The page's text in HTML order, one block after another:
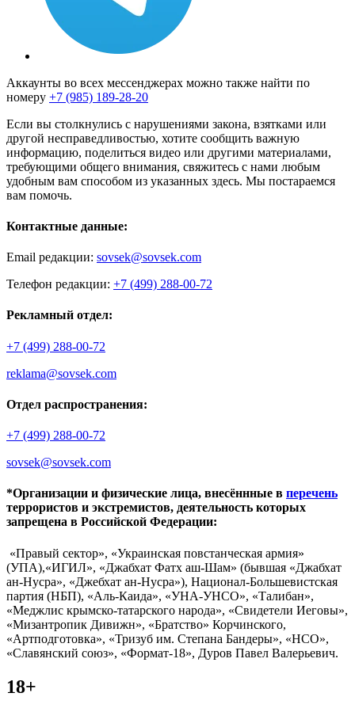
Аккаунты во всех мессенджерах можно также найти по
номеру +7 (985) 189-28-20
Если вы столкнулись с нарушениями закона, взятками или
другой несправедливостью, хотите сообщить важную
информацию, поделиться видео или другими материалами,
требующими общего внимания, свяжитесь с нами любым
удобным вам способом из указанных здесь. Мы постараемся
вам помочь.
Контактные данные:
Email редакции: sovsek@sovsek.com
Телефон редакции: +7 (499) 288-00-72
Рекламный отдел:
+7 (499) 288-00-72
reklama@sovsek.com
Отдел распространения:
+7 (499) 288-00-72
sovsek@sovsek.com
*Организации и физические лица, внесённные в перечень
террористов и экстремистов, деятельность которых
запрещена в Российской Федерации:
«Правый сектор», «Украинская повстанческая армия»
(УПА),«ИГИЛ», «Джабхат Фатх аш-Шам» (бывшая «Джабхат
ан-Нусра», «Джебхат ан-Нусра»), Национал-Большевистская
партия (НБП), «Аль-Каида», «УНА-УНСО», «Талибан»,
«Меджлис крымско-татарского народа», «Свидетели Иеговы»,
«Мизантропик Дивижн», «Братство» Корчинского,
«Артподготовка», «Тризуб им. Степана Бандеры», «НСО»,
«Славянский союз», «Формат-18», Дуров Павел Валерьевич.
18+